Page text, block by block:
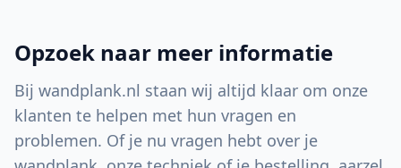
Opzoek naar meer informatie
Bij wandplank.nl staan wij altijd klaar om onze
klanten te helpen met hun vragen en
problemen. Of je nu vragen hebt over je